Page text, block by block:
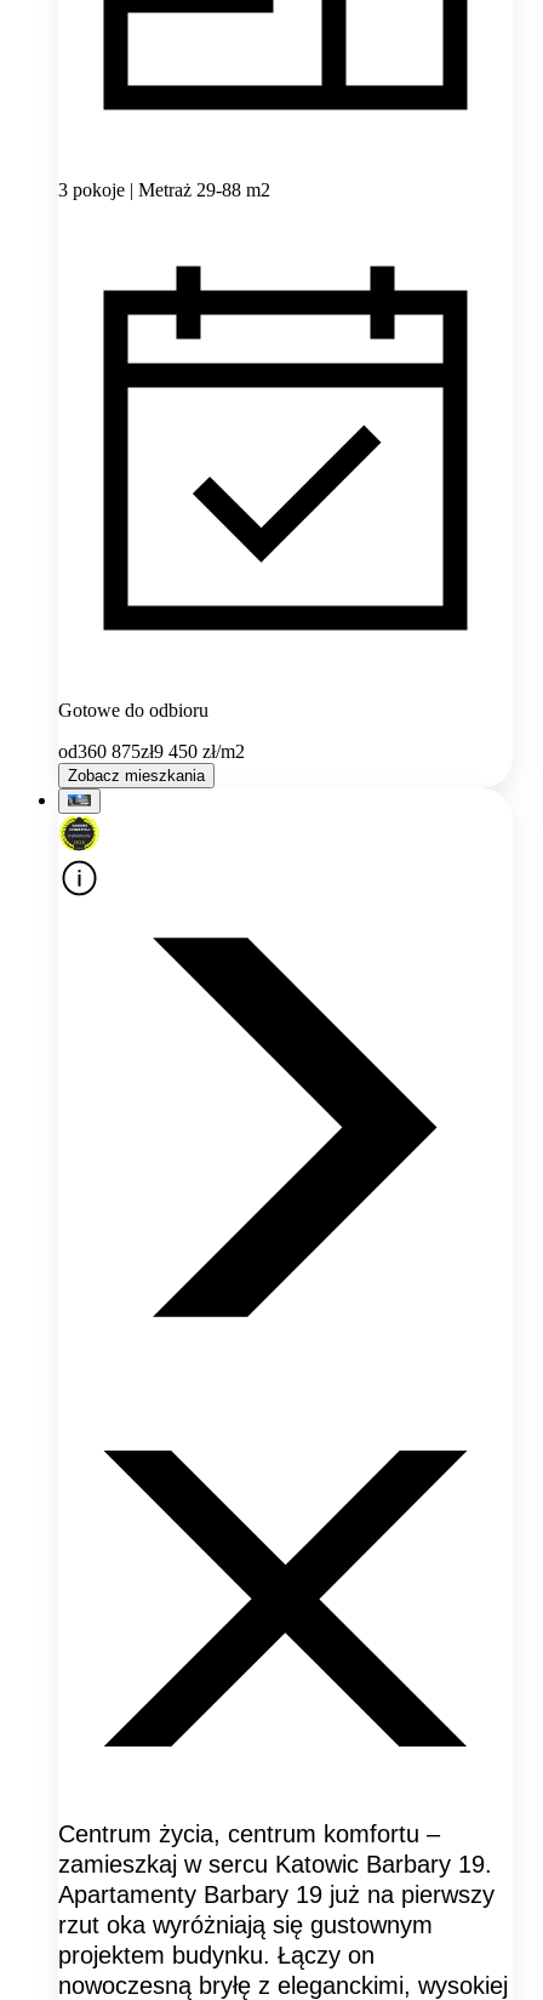
3 pokoje | Metraż 29-88 m2
Gotowe do odbioru
od360 875zł9 450 zł/m2
Zobacz mieszkania
Centrum życia, centrum komfortu –
zamieszkaj w sercu Katowic Barbary 19.
Apartamenty Barbary 19 już na pierwszy
rzut oka wyróżniają się gustownym
projektem budynku. Łączy on
nowoczesną bryłę z eleganckimi, wysokiej